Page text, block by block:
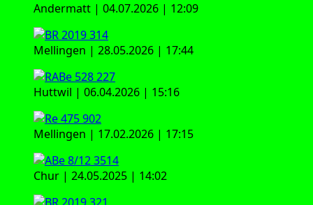
Andermatt | 04.07.2026 | 12:09
Mellingen | 28.05.2026 | 17:44
Huttwil | 06.04.2026 | 15:16
Mellingen | 17.02.2026 | 17:15
Chur | 24.05.2025 | 14:02